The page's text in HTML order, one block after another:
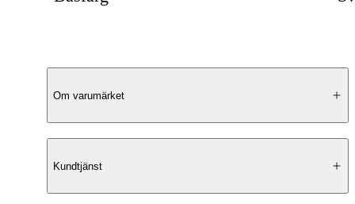
Produktbeskrivning
Yttre design
Om varumärket
Kundtjänst